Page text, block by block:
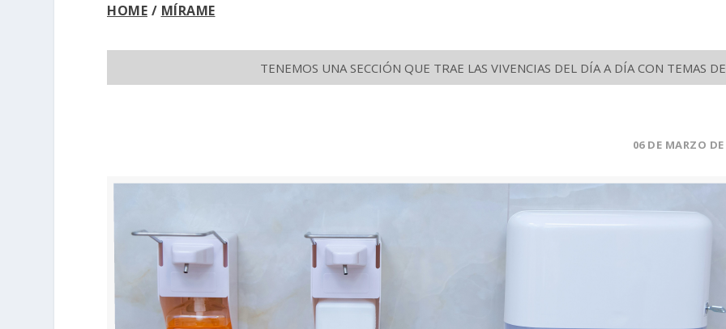
HOME / MÍRAME
TENEMOS UNA SECCIÓN QUE TRAE LAS VIVENCIAS DEL DÍA A DÍA CON TEMAS
06 DE MARZO